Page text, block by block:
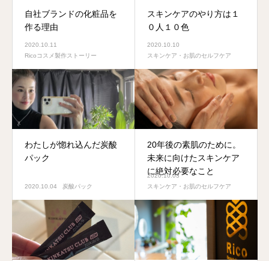
自社ブランドの化粧品を
作る理由
2020.10.11
Ricoコスメ製作ストーリー
スキンケアのやり方は１
０人１０色
2020.10.10
スキンケア・お肌のセルフケア
わたしが惚れ込んだ炭酸
パック
2020.10.04 炭酸パック
20年後の素肌のために。
未来に向けたスキンケア
に絶対必要なこと
2020.10.03
スキンケア・お肌のセルフケア